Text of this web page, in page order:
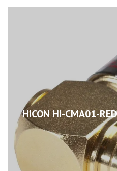
HICON HI-CMA01-